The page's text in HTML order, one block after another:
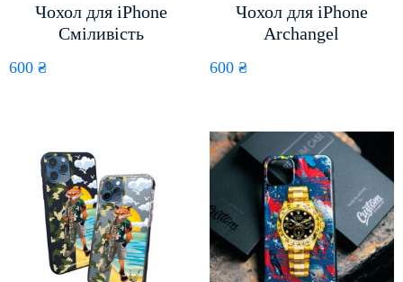
Чохол для iPhone
Сміливість
600 ₴
Чохол для iPhone
Archangel
600 ₴